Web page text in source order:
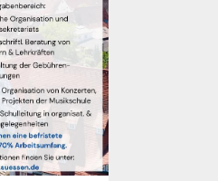
Lebenslagen
Senioren
Stadtseniorenrat
Sommerwochen für
Ältere